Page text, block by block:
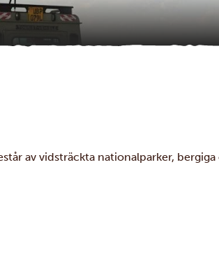
av vidsträckta nationalparker,